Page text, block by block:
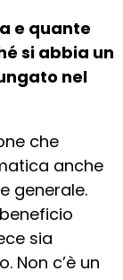
e quante
si abbia un
nel
che
anche
generale.
sia
Non c’è un